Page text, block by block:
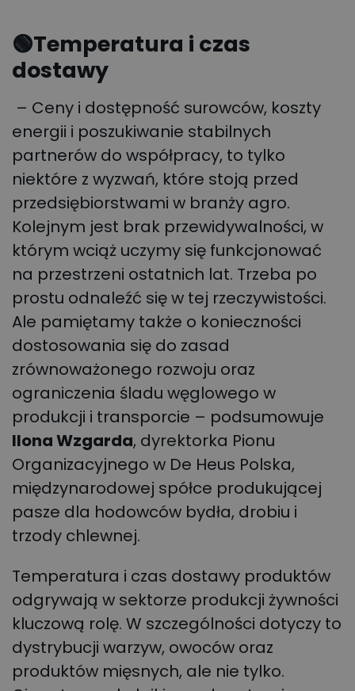
🟢Temperatura i czas
dostawy
– Ceny i dostępność surowców, koszty
energii i poszukiwanie stabilnych
partnerów do współpracy, to tylko
niektóre z wyzwań, które stoją przed
przedsiębiorstwami w branży agro.
Kolejnym jest brak przewidywalności, w
którym wciąż uczymy się funkcjonować
na przestrzeni ostatnich lat. Trzeba po
prostu odnaleźć się w tej rzeczywistości.
Ale pamiętamy także o konieczności
dostosowania się do zasad
zrównoważonego rozwoju oraz
ograniczenia śladu węglowego w
produkcji i transporcie – podsumowuje
Ilona Wzgarda, dyrektorka Pionu
Organizacyjnego w De Heus Polska,
międzynarodowej spółce produkującej
pasze dla hodowców bydła, drobiu i
trzody chlewnej.
Temperatura i czas dostawy produktów
odgrywają w sektorze produkcji żywności
kluczową rolę. W szczególności dotyczy to
dystrybucji warzyw, owoców oraz
produktów mięsnych, ale nie tylko.